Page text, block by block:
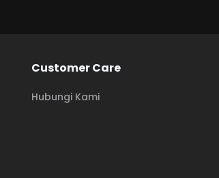
Customer Care
Hubungi Kami